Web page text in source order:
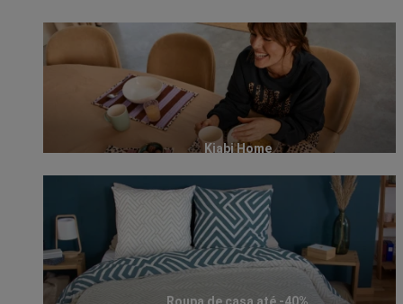
Kiabi Home
Roupa de casa até -40%